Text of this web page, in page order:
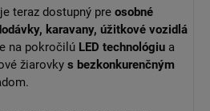
teraz dostupný pre osobné
karavany, úžitkové vozidlá
na pokročilú LED technológiu a
žiarovky s bezkonkurenčným